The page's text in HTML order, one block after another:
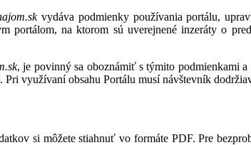
vydáva podmienky používania portálu,
portálom, na ktorom sú uverejnené inzeráty o
, je povinný sa oboznámiť s týmito podmienkami
využívaní obsahu Portálu musí návštevník
si môžete stiahnuť vo formáte PDF. Pre